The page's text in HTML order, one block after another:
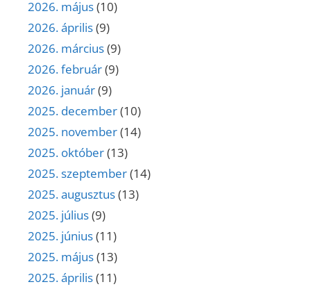
2026. május(10)
2026. április(9)
2026. március(9)
2026. február(9)
2026. január(9)
2025. december(10)
2025. november(14)
2025. október(13)
2025. szeptember(14)
2025. augusztus(13)
2025. július(9)
2025. június(11)
2025. május(13)
2025. április(11)